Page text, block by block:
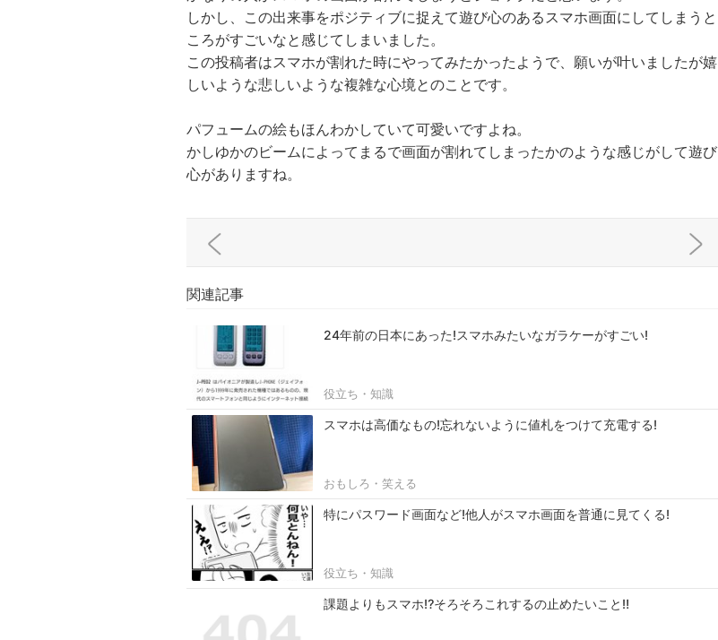
しかし、この出来事をポジティブに捉えて遊び心のあるスマホ画面にしてしまうと
ころがすごいなと感じてしまいました。
この投稿者はスマホが割れた時にやってみたかったようで、願いが叶いましたが嬉
しいような悲しいような複雑な心境とのことです。
パフュームの絵もほんわかしていて可愛いですよね。
かしゆかのビームによってまるで画面が割れてしまったかのような感じがして遊び
心がありますね。
関連記事
24年前の日本にあった!スマホみたいなガラケーがすごい!
役立ち・知識
スマホは高価なもの!忘れないように値札をつけて充電する!
おもしろ・笑える
特にパスワード画面など!他人がスマホ画面を普通に見てくる!
役立ち・知識
課題よりもスマホ⁉そろそろこれするの止めたいこと‼